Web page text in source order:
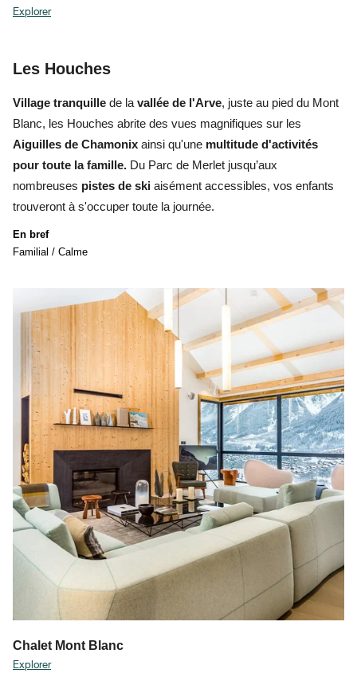
Explorer
Les Houches
Village tranquille de la vallée de l'Arve, juste au pied du Mont
Blanc, les Houches abrite des vues magnifiques sur les
Aiguilles de Chamonix ainsi qu'une multitude d'activités
pour toute la famille. Du Parc de Merlet jusqu’aux
nombreuses pistes de ski aisément accessibles, vos enfants
trouveront à s'occuper toute la journée.
En bref
Familial / Calme
Chalet Mont Blanc
Explorer